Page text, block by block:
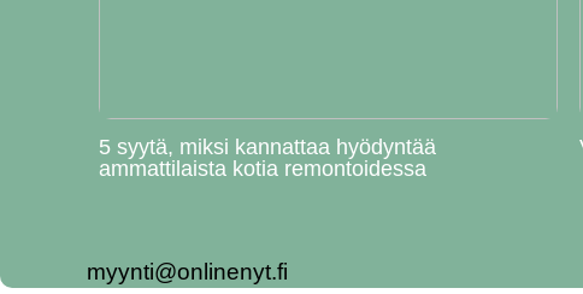
5 syytä, miksi kannattaa hyödyntää
ammattilaista kotia remontoidessa
myynti@onlinenyt.fi